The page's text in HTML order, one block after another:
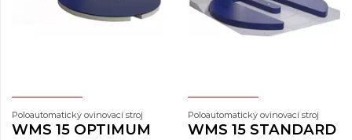
Poloautomatický ovinovací stroj
WMS 15 OPTIMUM
Poloautomatický ovinovací stroj
WMS 15 STANDARD